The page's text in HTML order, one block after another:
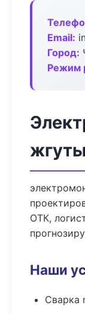
Email:
Город:
Режим
ОТК,
Наши
Сварка